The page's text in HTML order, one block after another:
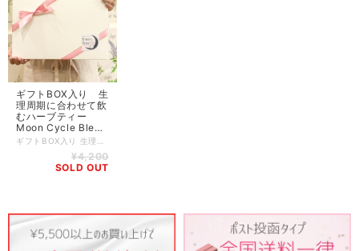
ギフトBOX入り 生
理周期に合わせて飲
むハーブティー
Moon Cycle Blend
スターターセット！
¥4,200
SOLD OUT